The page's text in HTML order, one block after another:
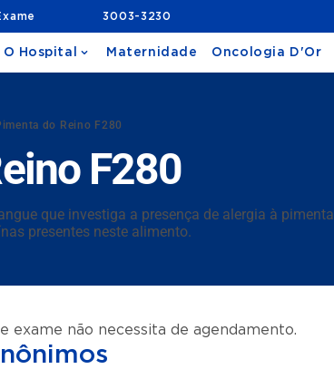
3003-3230
O Hospital Maternidade Oncologia D'Or
do Reino F280
F280
que investiga a presença de alergia à
presentes neste alimento.
exame não necessita de agendamento.